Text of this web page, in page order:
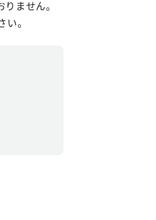
ません。
。